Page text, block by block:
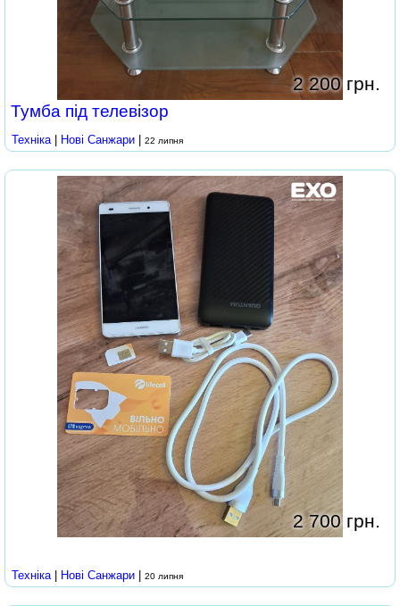
2 200 грн.
Тумба під телевізор
Техніка | Нові Cанжари | 22 липня
2 700 грн.
Техніка| Нові Cанжари 20 липня